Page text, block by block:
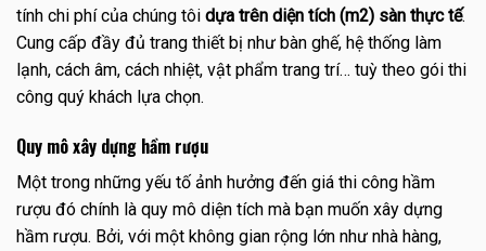
tính chi phí của chúng tôi dựa trên diện tích (m2) sàn thực tế.
Cung cấp đầy đủ trang thiết bị như bàn ghế, hệ thống làm
lạnh, cách âm, cách nhiệt, vật phẩm trang trí… tuỳ theo gói thi
công quý khách lựa chọn.
Quy mô xây dựng hầm rượu
Một trong những yếu tố ảnh hưởng đến giá thi công hầm
rượu đó chính là quy mô diện tích mà bạn muốn xây dựng
hầm rượu. Bởi, với một không gian rộng lớn như nhà hàng,